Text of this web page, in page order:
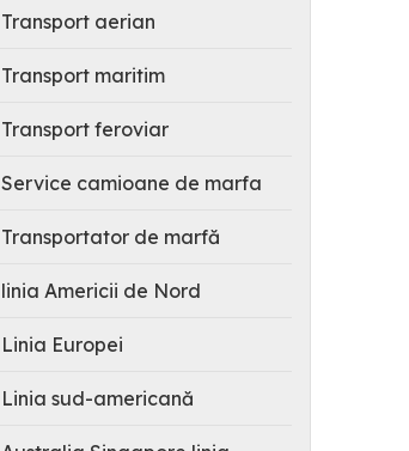
Transport aerian
Transport maritim
Transport feroviar
Service camioane de marfa
Transportator de marfă
linia Americii de Nord
Linia Europei
Linia sud-americană